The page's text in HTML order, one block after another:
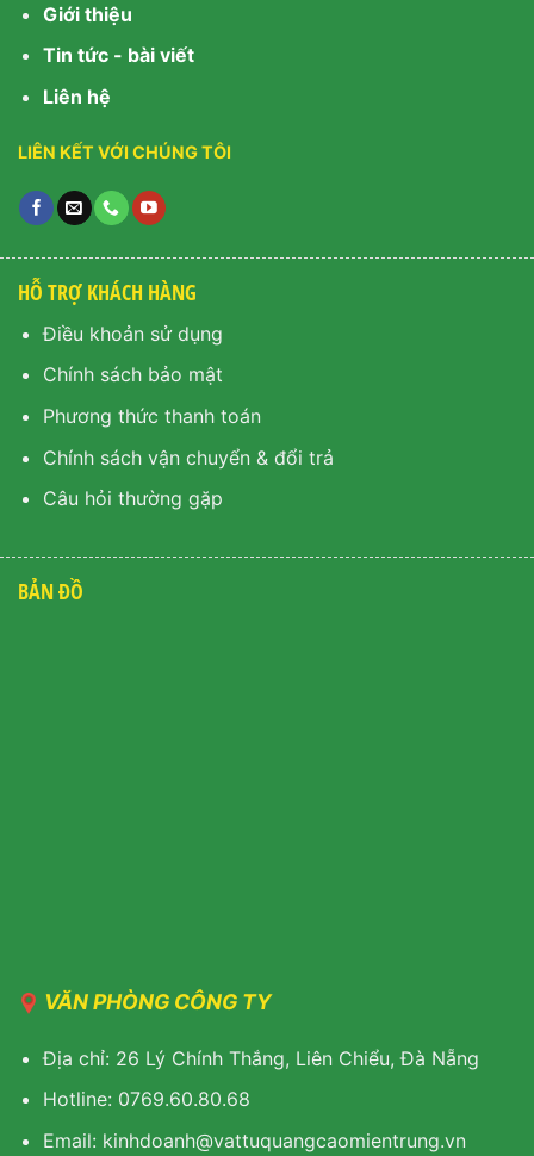
Giới thiệu
Tin tức - bài viết
Liên hệ
LIÊN KẾT VỚI CHÚNG TÔI
HỖ TRỢ KHÁCH HÀNG
Điều khoản sử dụng
Chính sách bảo mật
Phương thức thanh toán
Chính sách vận chuyển & đổi trả
Câu hỏi thường gặp
BẢN ĐỒ
VĂN PHÒNG CÔNG TY
Địa chỉ: 26 Lý Chính Thắng, Liên Chiểu, Đà Nẵng
Hotline: 0769.60.80.68
Email: kinhdoanh@vattuquangcaomientrung.vn